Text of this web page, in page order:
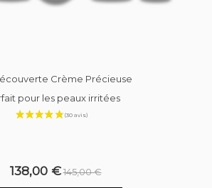
Crème Précieuse
pour les peaux irritées
138,00 €145,00 €